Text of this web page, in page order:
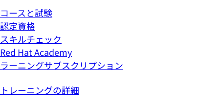
コースと試験
認定資格
スキルチェック
Red Hat Academy
ラーニングサブスクリプション
トレーニングの詳細